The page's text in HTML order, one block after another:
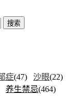
搜索
症(47) 沙眼(22)
养生禁忌(464)